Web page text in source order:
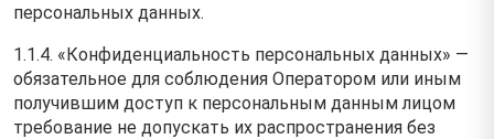
персональных данных.
1.1.4. «Конфиденциальность персональных данных» —
обязательное для соблюдения Оператором или иным
получившим доступ к персональным данным лицом
требование не допускать их распространения без